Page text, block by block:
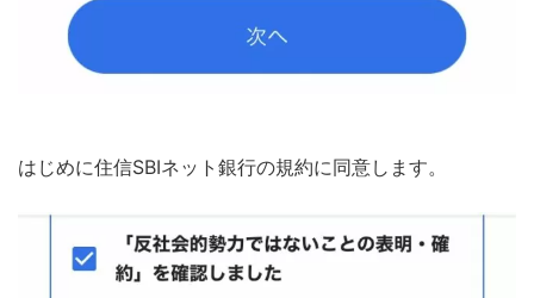
はじめに住信SBIネット銀行の規約に同意します。